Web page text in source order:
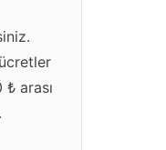
arası